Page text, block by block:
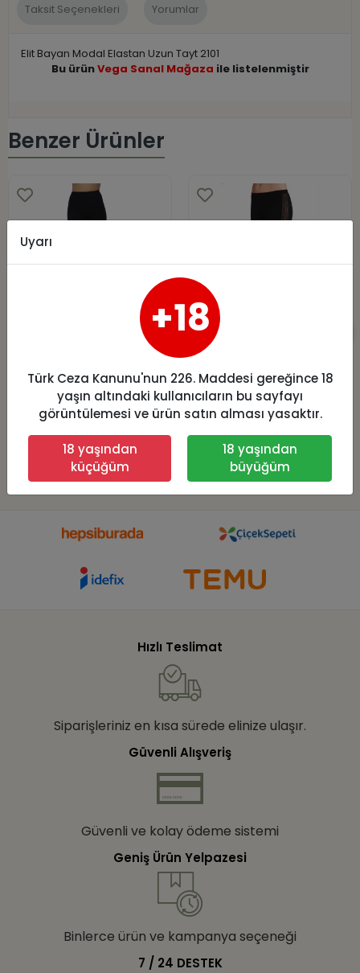
Taksit Seçenekleri Yorumlar
Elit Bayan Modal Elastan Uzun Tayt 2101
Bu ürünVega Sanal Mağaza ile listelenmiştir
Benzer Ürünler
Kot Tayt M Beden
19,87 USD
19,87 USD
Sepete Ekle
Şahinler Yanı
11,13 USD
11,13 USD
Sepete Ekle
Hızlı Teslimat
Siparişleriniz en kısa sürede elinize ulaşır.
Güvenli Alışveriş
Güvenli ve kolay ödeme sistemi
Geniş Ürün Yelpazesi
Binlerce ürün ve kampanya seçeneği
7 / 24 DESTEK
Uyarı
+18
Türk Ceza Kanunu'nun 226. Maddesi gereğince 18
yaşın altındaki kullanıcıların bu sayfayı
görüntülemesi ve ürün satın alması yasaktır.
18 yaşından
küçüğüm
18 yaşından
büyüğüm